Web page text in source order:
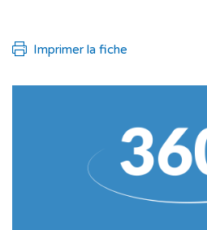
Imprimer la fiche